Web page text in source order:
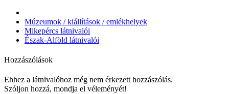
Múzeumok / kiállítások / emlékhelyek
Mikepércs látnivalói
Észak-Alföld látnivalói
Hozzászólások
Ehhez a látnivalóhoz még nem érkezett hozzászólás.
Szóljon hozzá, mondja el véleményét!